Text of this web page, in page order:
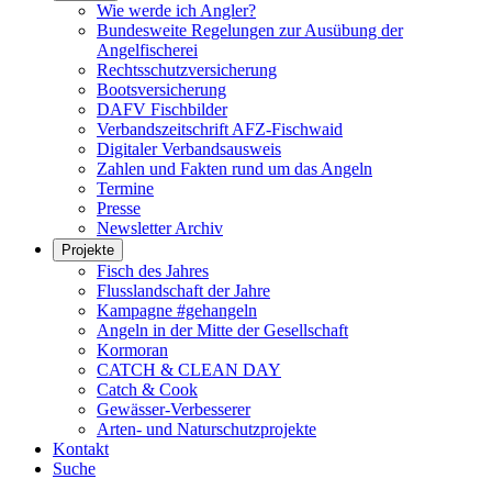
Wie werde ich Angler?
Bundesweite Regelungen zur Ausübung der
Angelfischerei
Rechtsschutzversicherung
Bootsversicherung
DAFV Fischbilder
Verbandszeitschrift AFZ-Fischwaid
Digitaler Verbandsausweis
Zahlen und Fakten rund um das Angeln
Termine
Presse
Newsletter Archiv
Projekte
Fisch des Jahres
Flusslandschaft der Jahre
Kampagne #gehangeln
Angeln in der Mitte der Gesellschaft
Kormoran
CATCH & CLEAN DAY
Catch & Cook
Gewässer-Verbesserer
Arten- und Naturschutzprojekte
Kontakt
Suche